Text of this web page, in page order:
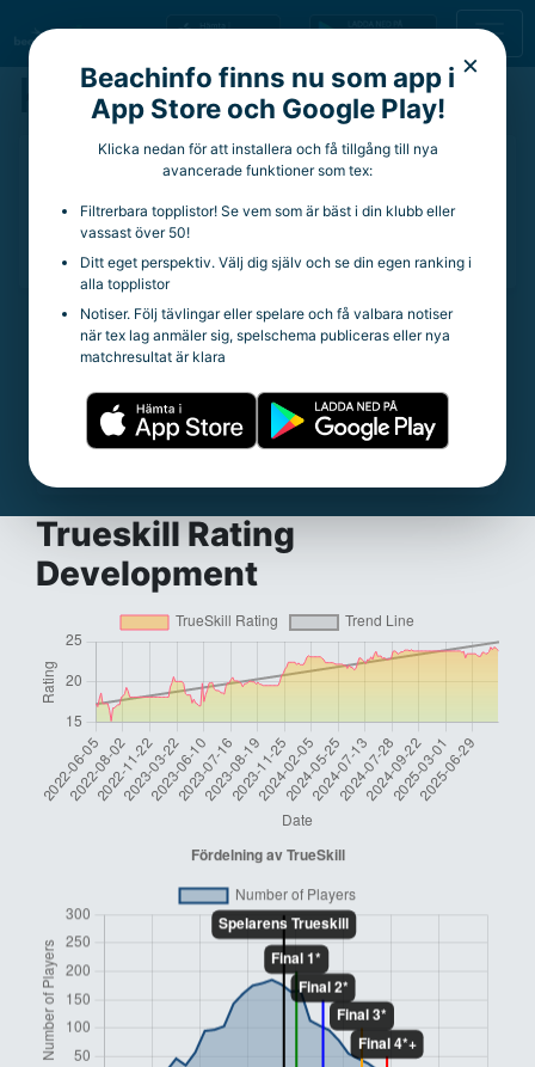
×
Beachinfo finns nu som app i
App Store och Google Play!
Klicka nedan för att installera och få tillgång till nya
avancerade funktioner som tex:
Filtrerbara topplistor! Se vem som är bäst i din klubb eller
vassast över 50!
Ditt eget perspektiv. Välj dig själv och se din egen ranking i
alla topplistor
Notiser. Följ tävlingar eller spelare och få valbara notiser
när tex lag anmäler sig, spelschema publiceras eller nya
matchresultat är klara
Kalle Idbrant
Aktuella rankingpoäng:
Totala rankingpoäng:336
Statistik
Trueskill Rating:23.76
Spelade matcher:148
Vinstprocent:45.95%
Trueskill Rating
Development